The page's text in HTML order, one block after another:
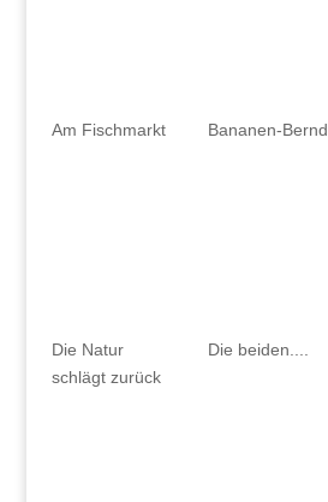
Am Fischmarkt Bananen-Bernd
Die Natur
schlägt zurück
Die beiden....